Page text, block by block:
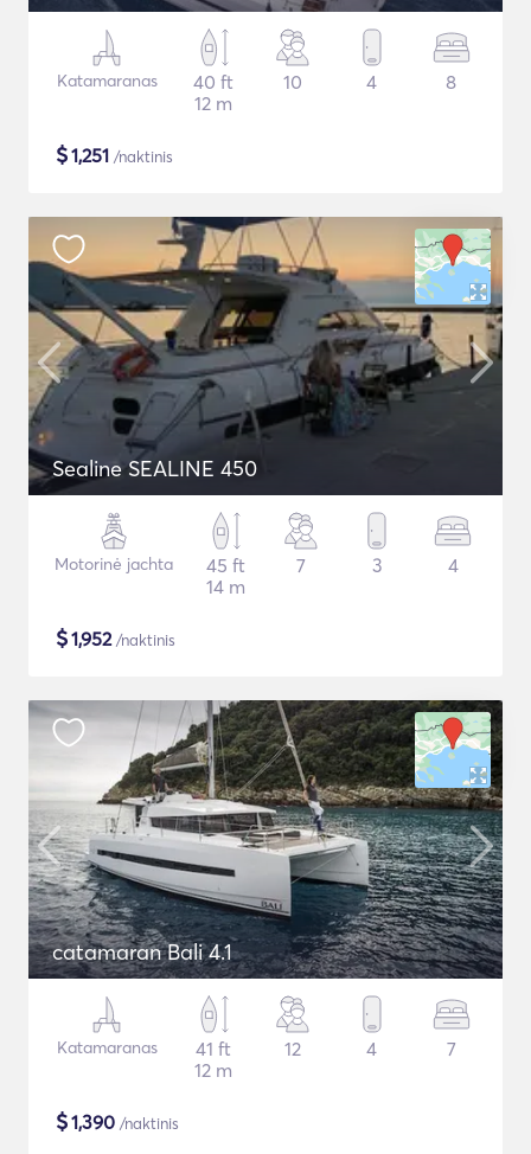
Katamaranas
40 ft
12 m
10 4 8
$1,251 /naktinis
Sealine SEALINE 450
Motorinė jachta
45 ft
14 m
7 3 4
$1,952/naktinis
catamaran Bali 4.1
Katamaranas
41 ft
12 m
12 4 7
$1,390 /naktinis